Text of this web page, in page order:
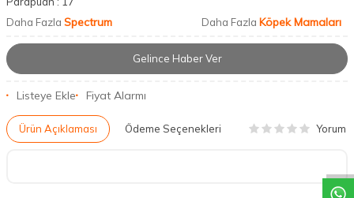
Daha Fazla Spectrum Daha Fazla Köpek Mamaları
Gelince Haber Ver
Listeye Ekle Fiyat Alarmı
Ürün Açıklaması Ödeme Seçenekleri Yorum